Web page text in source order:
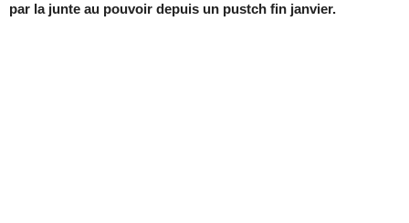
par la junte au pouvoir depuis un pustch fin janvier.